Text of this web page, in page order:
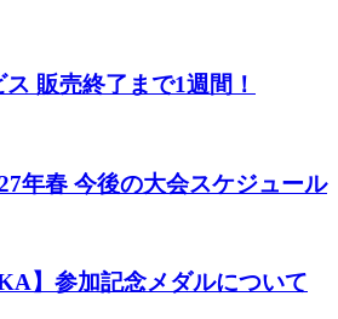
販売終了まで1週間！
年春 今後の大会スケジュール
】参加記念メダルについて